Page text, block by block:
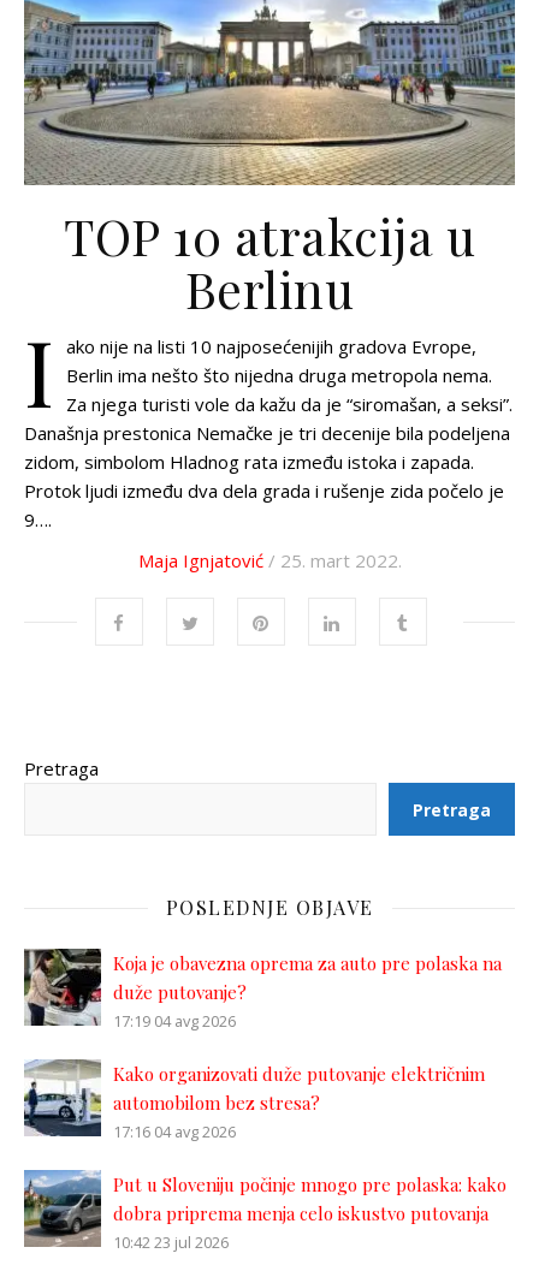
TOP 10 atrakcija u
Berlinu
I
ako nije na listi 10 najposećenijih gradova Evrope,
Berlin ima nešto što nijedna druga metropola nema.
Za njega turisti vole da kažu da je “siromašan, a seksi”.
Današnja prestonica Nemačke je tri decenije bila podeljena
zidom, simbolom Hladnog rata između istoka i zapada.
Protok ljudi između dva dela grada i rušenje zida počelo je
9….
Maja Ignjatović/ 25. mart 2022.
Pretraga
Pretraga
POSLEDNJE OBJAVE
Koja je obavezna oprema za auto pre polaska na
duže putovanje?
17:19 04 avg 2026
Kako organizovati duže putovanje električnim
automobilom bez stresa?
17:16 04 avg 2026
Put u Sloveniju počinje mnogo pre polaska: kako
dobra priprema menja celo iskustvo putovanja
10:4223 jul 2026